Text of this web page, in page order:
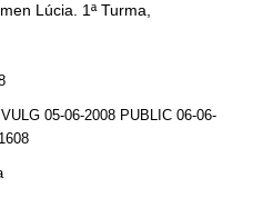
Lúcia. 1ª Turma,
05-06-2008 PUBLIC 06-06-